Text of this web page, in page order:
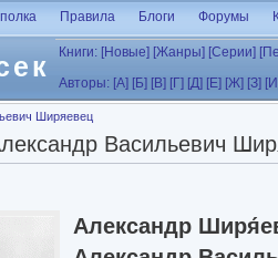
Правила Блоги Форумы
Книги: [Новые] [Жанры] [Серии]
Авторы: [А] [Б] [В] [Г] [Д] [Е] [Ж] [З]
Ширяевец
Васильевич
Александр